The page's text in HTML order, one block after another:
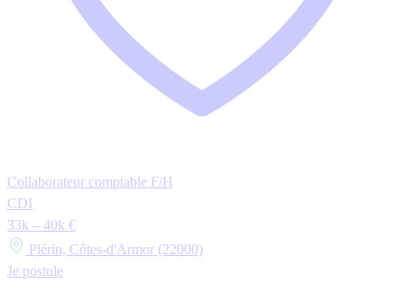
Collaborateur comptable F/H
CDI
33k – 40k €
Plérin, Côtes-d'Armor (22000)
Je postule